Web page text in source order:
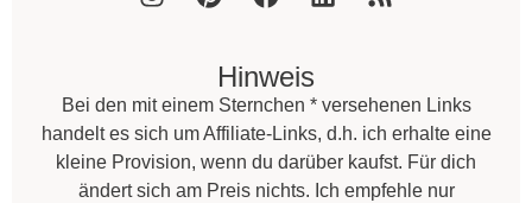
Hinweis
Bei den mit einem Sternchen * versehenen Links
handelt es sich um Affiliate-Links, d.h. ich erhalte eine
kleine Provision, wenn du darüber kaufst. Für dich
ändert sich am Preis nichts. Ich empfehle nur